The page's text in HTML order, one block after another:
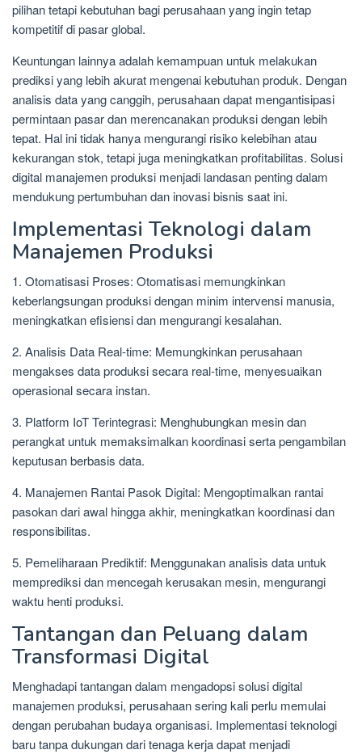
pilihan tetapi kebutuhan bagi perusahaan yang ingin tetap
kompetitif di pasar global.
Keuntungan lainnya adalah kemampuan untuk melakukan
prediksi yang lebih akurat mengenai kebutuhan produk. Dengan
analisis data yang canggih, perusahaan dapat mengantisipasi
permintaan pasar dan merencanakan produksi dengan lebih
tepat. Hal ini tidak hanya mengurangi risiko kelebihan atau
kekurangan stok, tetapi juga meningkatkan profitabilitas. Solusi
digital manajemen produksi menjadi landasan penting dalam
mendukung pertumbuhan dan inovasi bisnis saat ini.
Implementasi Teknologi dalam
Manajemen Produksi
1. Otomatisasi Proses: Otomatisasi memungkinkan
keberlangsungan produksi dengan minim intervensi manusia,
meningkatkan efisiensi dan mengurangi kesalahan.
2. Analisis Data Real-time: Memungkinkan perusahaan
mengakses data produksi secara real-time, menyesuaikan
operasional secara instan.
3. Platform IoT Terintegrasi: Menghubungkan mesin dan
perangkat untuk memaksimalkan koordinasi serta pengambilan
keputusan berbasis data.
4. Manajemen Rantai Pasok Digital: Mengoptimalkan rantai
pasokan dari awal hingga akhir, meningkatkan koordinasi dan
responsibilitas.
5. Pemeliharaan Prediktif: Menggunakan analisis data untuk
memprediksi dan mencegah kerusakan mesin, mengurangi
waktu henti produksi.
Tantangan dan Peluang dalam
Transformasi Digital
Menghadapi tantangan dalam mengadopsi solusi digital
manajemen produksi, perusahaan sering kali perlu memulai
dengan perubahan budaya organisasi. Implementasi teknologi
baru tanpa dukungan dari tenaga kerja dapat menjadi